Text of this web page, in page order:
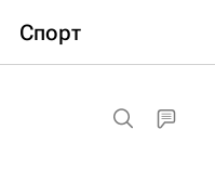
Спорт